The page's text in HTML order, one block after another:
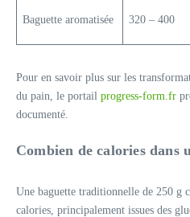
Baguette aromatisée 320 – 400
Pour en savoir plus sur les
du pain, le portail progress-form.fr
documenté.
Combien de calories dans
Une baguette traditionnelle de 250 g
calories, principalement issues des